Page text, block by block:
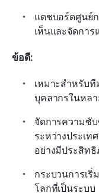
แดชบอร์ดศูนย์ก
เห็นและจัดการ
ข้อดี:
เหมาะสำหรับ
บุคลากรในหลา
จัดการความซั
ระหว่างประเท
อย่างมีประสิท
กระบวนการเริ่
โลกที่เป็นระบบ